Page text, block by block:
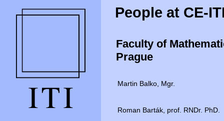
People at CE-
Faculty of
Prague
Martin Balko, Mgr.
Roman Barták, prof. RNDr. PhD.